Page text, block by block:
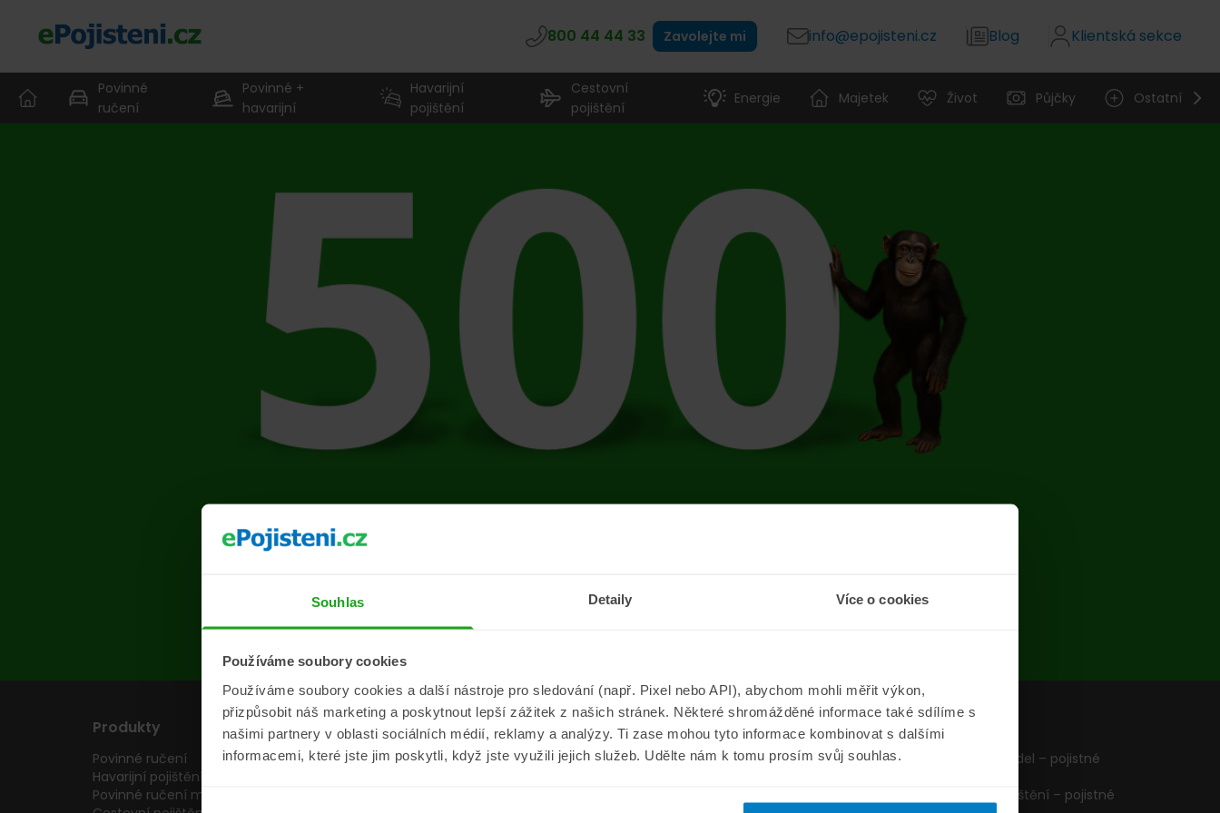
Souhlas Detaily Více o cookies
Používáme soubory cookies
Používáme soubory cookies a další nástroje pro sledování (např. Pixel nebo API), abychom mohli měřit výkon,
přizpůsobit náš marketing a poskytnout lepší zážitek z našich stránek. Některé shromážděné informace také sdílíme s
našimi partnery v oblasti sociálních médií, reklamy a analýzy. Ti zase mohou tyto informace kombinovat s dalšími
informacemi, které jste jim poskytli, když jste využili jejich služeb. Udělte nám k tomu prosím svůj souhlas.
800 44 44 33 Zavolejte mi info@epojisteni.cz Blog Klientská sekce
Povinné
ručení
Povinné +
havarijní
Havarijní
pojištění
Cestovní
pojištění
Energie Majetek Život Půjčky Ostatní
Na stránce se vyskytla chyba
Přejít na úvodní stránku
Produkty
Povinné ručení
Havarijní pojištění
Povinné ručení motocyklu
Pojišťovny
Pojišťovny
Informace
Aktuality
ePojisteni.cz
O nás
Formuláře
Pojištění vozidel – pojistné
Cestovní pojištění – pojistné